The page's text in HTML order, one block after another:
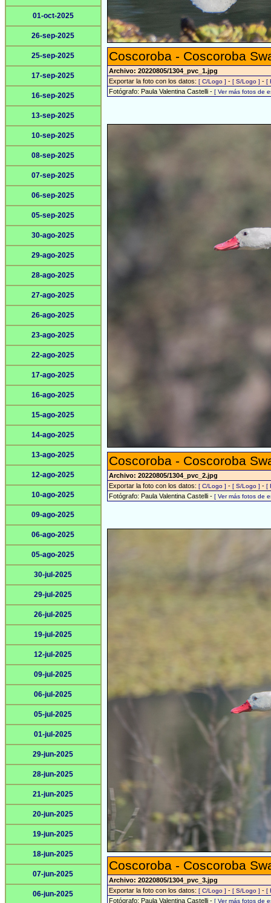
01-oct-2025
26-sep-2025
25-sep-2025
17-sep-2025
16-sep-2025
13-sep-2025
10-sep-2025
08-sep-2025
07-sep-2025
06-sep-2025
05-sep-2025
30-ago-2025
29-ago-2025
28-ago-2025
27-ago-2025
26-ago-2025
23-ago-2025
22-ago-2025
17-ago-2025
16-ago-2025
15-ago-2025
14-ago-2025
13-ago-2025
12-ago-2025
10-ago-2025
09-ago-2025
06-ago-2025
05-ago-2025
30-jul-2025
29-jul-2025
26-jul-2025
19-jul-2025
12-jul-2025
09-jul-2025
06-jul-2025
05-jul-2025
01-jul-2025
29-jun-2025
28-jun-2025
21-jun-2025
20-jun-2025
19-jun-2025
18-jun-2025
07-jun-2025
06-jun-2025
Coscoroba - Coscoroba
Archivo: 20220805/1304_pvc_1.jpg
Exportar la foto con los datos: [ C/Logo ] - [ S/Logo ] - [
Fotógrafo: Paula Valentina Castelli - [ Ver más fotos de
Coscoroba - Coscoroba
Archivo: 20220805/1304_pvc_2.jpg
Exportar la foto con los datos: [ C/Logo ] - [ S/Logo ] - [
Fotógrafo: Paula Valentina Castelli - [ Ver más fotos de
Coscoroba - Coscoroba
Archivo: 20220805/1304_pvc_3.jpg
Exportar la foto con los datos: [ C/Logo ] - [ S/Logo ] - [
Fotógrafo: Paula Valentina Castelli - [ Ver más fotos de